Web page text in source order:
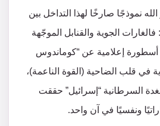
نموذجًا صارخًا لهذا التداخل بين
فالغارات الجوية والقنابل الموجّهة
أسطورة إعلامية عن “كوماندوس
في قلب الضاحية (القوة الناعمة)،
السرطانية “إسرائيل” حققت
ونفسيًا في آن واحد.